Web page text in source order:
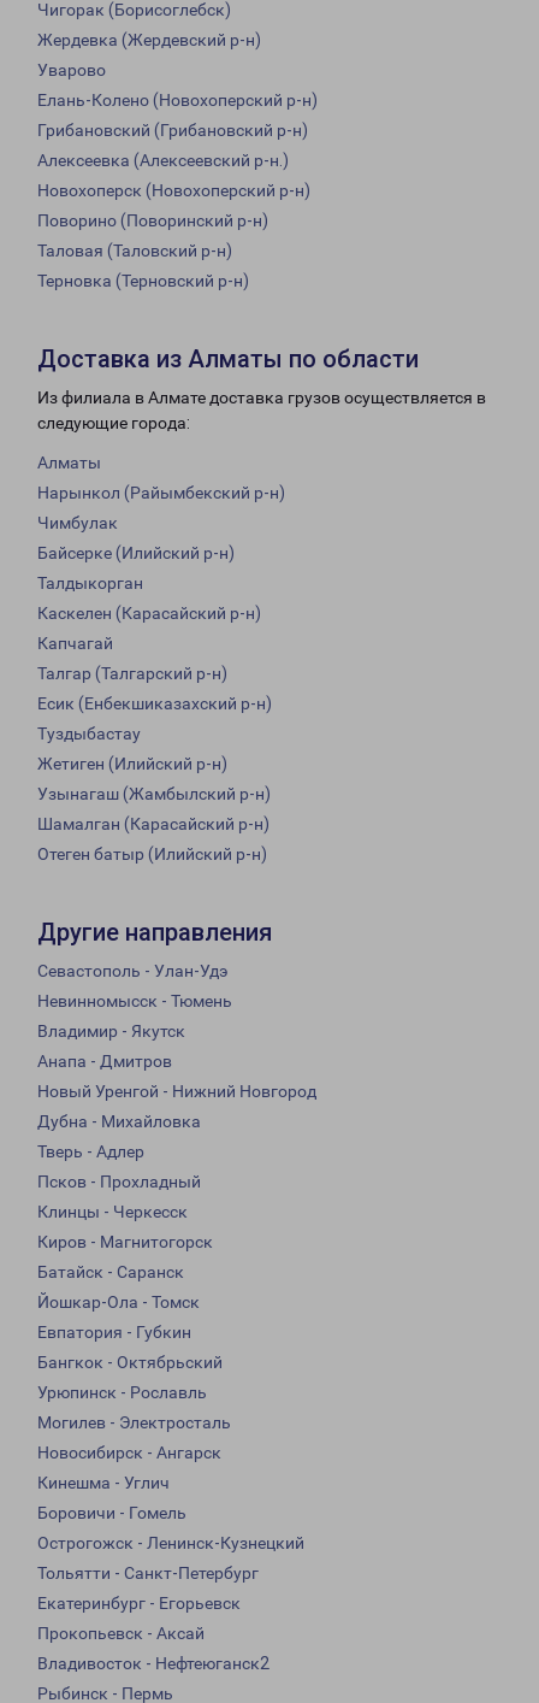
Чигорак (Борисоглебск)
Жердевка (Жердевский р-н)
Уварово
Елань-Колено (Новохоперский р-н)
Грибановский (Грибановский р-н)
Алексеевка (Алексеевский р-н.)
Новохоперск (Новохоперский р-н)
Поворино (Поворинский р-н)
Таловая (Таловский р-н)
Терновка (Терновский р-н)
Доставка из Алматы по области
Из филиала в Алмате доставка грузов осуществляется в
следующие города:
Алматы
Нарынкол (Райымбекский р-н)
Чимбулак
Байсерке (Илийский р-н)
Талдыкорган
Каскелен (Карасайский р-н)
Капчагай
Талгар (Талгарский р-н)
Есик (Енбекшиказахский р-н)
Туздыбастау
Жетиген (Илийский р-н)
Узынагаш (Жамбылский р-н)
Шамалган (Карасайский р-н)
Отеген батыр (Илийский р-н)
Другие направления
Севастополь - Улан-Удэ
Невинномысск - Тюмень
Владимир - Якутск
Анапа - Дмитров
Новый Уренгой - Нижний Новгород
Дубна - Михайловка
Тверь - Адлер
Псков - Прохладный
Клинцы - Черкесск
Киров - Магнитогорск
Батайск - Саранск
Йошкар-Ола - Томск
Евпатория - Губкин
Бангкок - Октябрьский
Урюпинск - Рославль
Могилев - Электросталь
Новосибирск - Ангарск
Кинешма - Углич
Боровичи - Гомель
Острогожск - Ленинск-Кузнецкий
Тольятти - Санкт-Петербург
Екатеринбург - Егорьевск
Прокопьевск - Аксай
Владивосток - Нефтеюганск2
Рыбинск - Пермь